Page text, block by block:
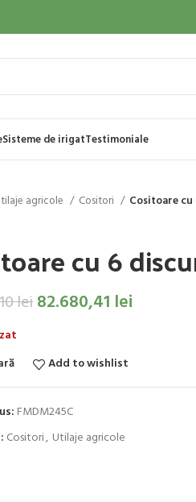
Sisteme de irigatTestimoniale
agricole Cositori Cositoare cu
cu 6
lei82.680,41 lei
Add to wishlist
FMDM245C
Cositori, Utilaje agricole